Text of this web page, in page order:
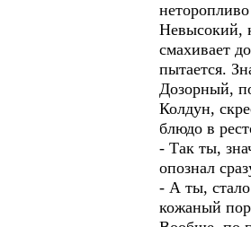
Невысокий,
смахивает
пытается.
Дозорный,
Колдун,
блюдо в
- Так ты,
опознал
- А ты,
кожаный